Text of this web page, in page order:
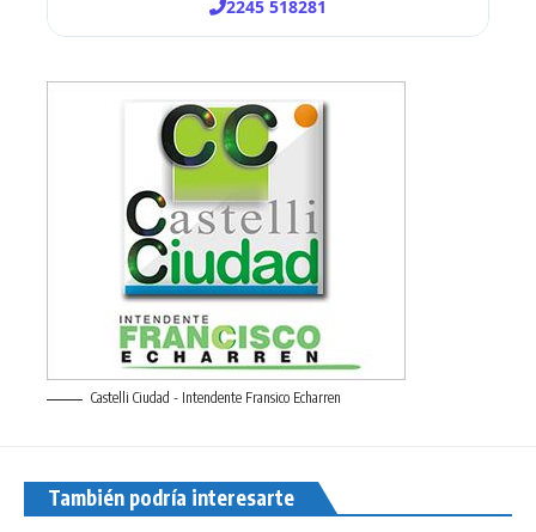
Castelli Ciudad - Intendente Fransico Echarren
También podría interesarte